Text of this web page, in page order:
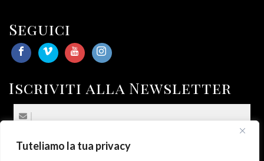
Tuteliamo la tua privacy
Seguici
Iscriviti alla Newsletter
(*) Sottoscrivo la Privacy Policy